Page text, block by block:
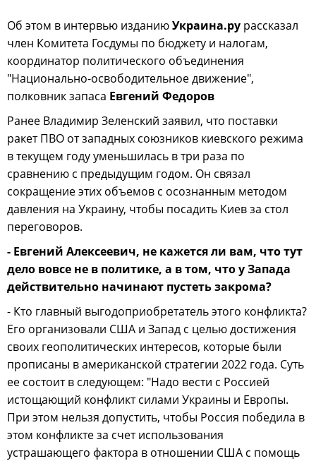
Об этом в интервью изданиюУкраина.ру рассказал
член Комитета Госдумы по бюджету и налогам,
координатор политического объединения
"Национально-освободительное движение",
полковник запаса Евгений Федоров
Ранее Владимир Зеленский заявил, что поставки
ракет ПВО от западных союзников киевского режима
в текущем году уменьшилась в три раза по
сравнению с предыдущим годом. Он связал
сокращение этих объемов с осознанным методом
давления на Украину, чтобы посадить Киев за стол
переговоров.
- Евгений Алексеевич, не кажется ли вам, что тут
дело вовсе не в политике, а в том, что у Запада
действительно начинают пустеть закрома?
- Кто главный выгодоприобретатель этого конфликта?
Его организовали США и Запад с целью достижения
своих геополитических интересов, которые были
прописаны в американской стратегии 2022 года. Суть
ее состоит в следующем: "Надо вести с Россией
истощающий конфликт силами Украины и Европы.
При этом нельзя допустить, чтобы Россия победила в
этом конфликте за счет использования
устрашающего фактора в отношении США с помощь